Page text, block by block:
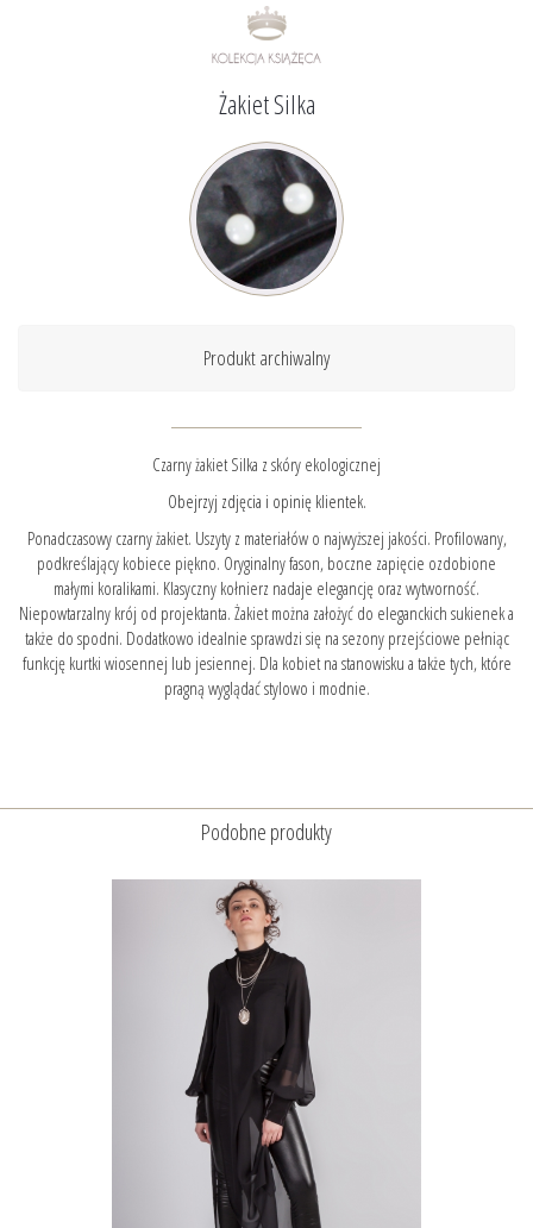
Żakiet Silka
Produkt archiwalny
Czarny żakiet Silka z skóry ekologicznej
Obejrzyj zdjęcia i opinię klientek.
Ponadczasowy czarny żakiet. Uszyty z materiałów o najwyższej jakości. Profilowany,
podkreślający kobiece piękno. Oryginalny fason, boczne zapięcie ozdobione
małymi koralikami. Klasyczny kołnierz nadaje elegancję oraz wytworność.
Niepowtarzalny krój od projektanta. Żakiet można założyć do eleganckich sukienek a
także do spodni. Dodatkowo idealnie sprawdzi się na sezony przejściowe pełniąc
funkcję kurtki wiosennej lub jesiennej. Dla kobiet na stanowisku a także tych, które
pragną wyglądać stylowo i modnie.
Podobne produkty